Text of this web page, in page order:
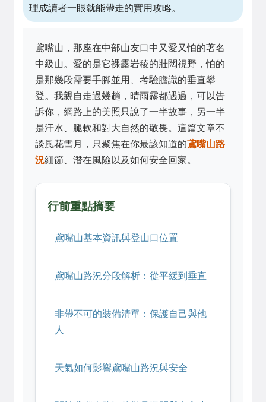
理成讀者一眼就能帶走的實用攻略。
鳶嘴山，那座在中部山友口中又愛又怕的著名
中級山。愛的是它裸露岩稜的壯闊視野，怕的
是那幾段需要手腳並用、考驗膽識的垂直攀
登。我親自走過幾趟，晴雨霧都遇過，可以告
訴你，網路上的美照只說了一半故事，另一半
是汗水、腿軟和對大自然的敬畏。這篇文章不
談風花雪月，只聚焦在你最該知道的鳶嘴山路
況細節、潛在風險以及如何安全回家。
行前重點摘要
鳶嘴山基本資訊與登山口位置
鳶嘴山路況分段解析：從平緩到垂直
非帶不可的裝備清單：保護自己與他
人
天氣如何影響鳶嘴山路況與安全